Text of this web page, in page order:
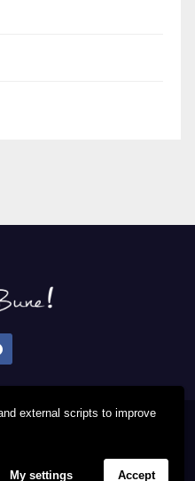
external scripts to improve
My settings Accept
FAQ